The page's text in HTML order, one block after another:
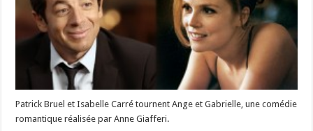
Patrick Bruel et Isabelle Carré tournent Ange et Gabrielle, une comédie
romantique réalisée par Anne Giafferi.